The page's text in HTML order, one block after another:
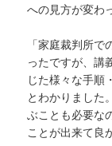
への見方が変わ
「家庭裁判所
ったですが、講
じた様々な手順
とわかりました
ぶことも必要な
ことが出来て良